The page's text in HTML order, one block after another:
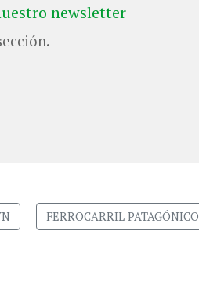
newsletter
FERROCARRIL PATAGÓNICO